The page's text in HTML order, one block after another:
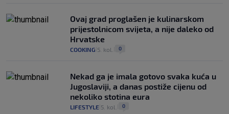
Ovaj grad proglašen je kulinarskom
prijestolnicom svijeta, a nije daleko od
Hrvatske
COOKING 5. kol. 0
Nekad ga je imala gotovo svaka kuća u
Jugoslaviji, a danas postiže cijenu od
nekoliko stotina eura
LIFESTYLE 5. kol. 0